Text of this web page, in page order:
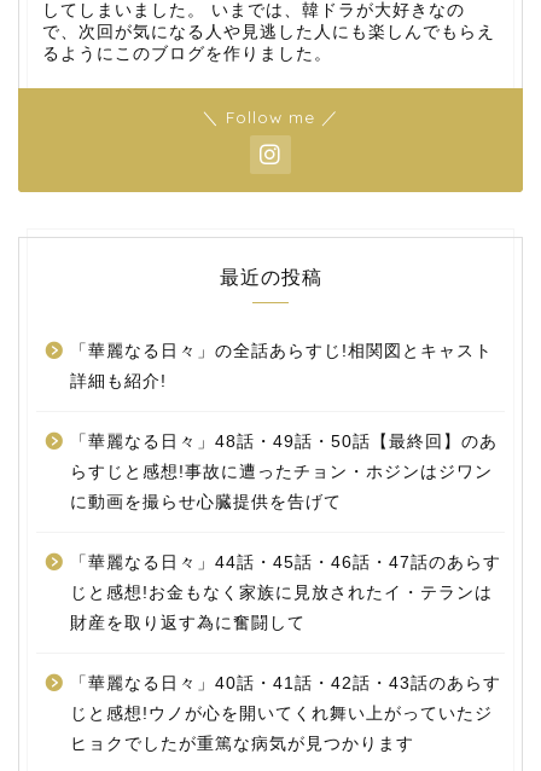
してしまいました。 いまでは、韓ドラが大好きなの
で、次回が気になる人や見逃した人にも楽しんでもらえ
るようにこのブログを作りました。
＼ Follow me ／
最近の投稿
「華麗なる日々」の全話あらすじ!相関図とキャスト
詳細も紹介!
「華麗なる日々」48話・49話・50話【最終回】のあ
らすじと感想!事故に遭ったチョン・ホジンはジワン
に動画を撮らせ心臓提供を告げて
「華麗なる日々」44話・45話・46話・47話のあらす
じと感想!お金もなく家族に見放されたイ・テランは
財産を取り返す為に奮闘して
「華麗なる日々」40話・41話・42話・43話のあらす
じと感想!ウノが心を開いてくれ舞い上がっていたジ
ヒョクでしたが重篤な病気が見つかります